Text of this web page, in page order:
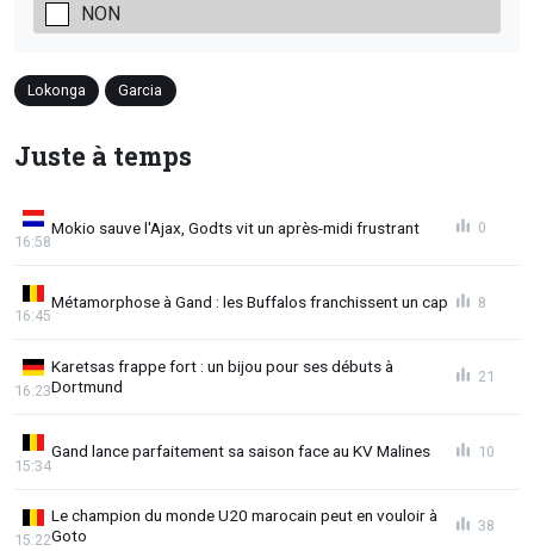
NON
Lokonga Garcia
Juste à temps
Mokio sauve l'Ajax, Godts vit un après-midi frustrant
16:58
0
Métamorphose à Gand : les Buffalos franchissent un cap
16:45
8
Karetsas frappe fort : un bijou pour ses débuts à
Dortmund
16:23
21
Gand lance parfaitement sa saison face au KV Malines
15:34
10
Le champion du monde U20 marocain peut en vouloir à
Goto
15:22
38